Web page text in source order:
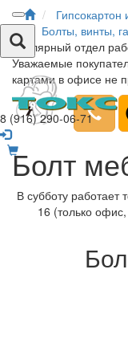
8 (916) 290-06-71
Болты, винты,
Столярный отдел
Уважаемые
картами в офисе не
Болт
В субботу работает
16 (только